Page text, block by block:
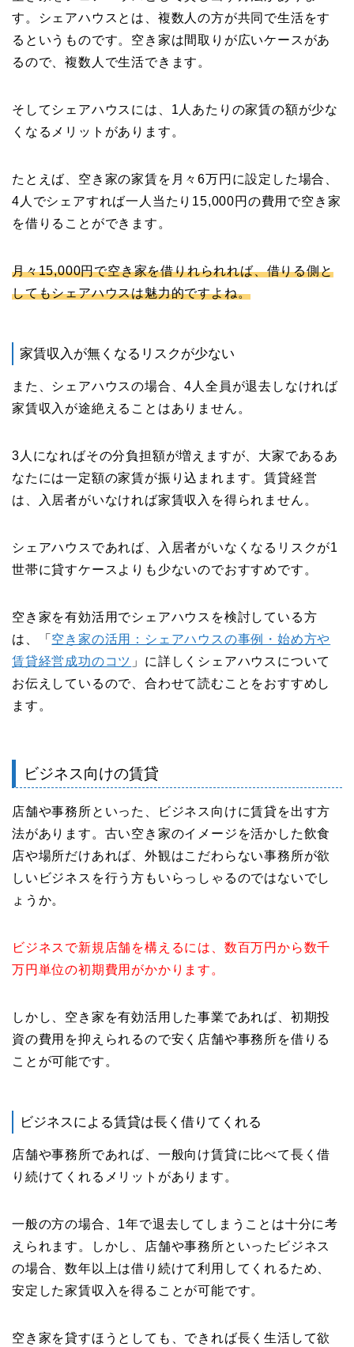
す。シェアハウスとは、複数人の方が共同で生活をす
るというものです。空き家は間取りが広いケースがあ
るので、複数人で生活できます。
そしてシェアハウスには、1人あたりの家賃の額が少な
くなるメリットがあります。
たとえば、空き家の家賃を月々6万円に設定した場合、
4人でシェアすれば一人当たり15,000円の費用で空き家
を借りることができます。
月々15,000円で空き家を借りれられれば、借りる側と
してもシェアハウスは魅力的ですよね。
家賃収入が無くなるリスクが少ない
また、シェアハウスの場合、4人全員が退去しなければ
家賃収入が途絶えることはありません。
3人になればその分負担額が増えますが、大家であるあ
なたには一定額の家賃が振り込まれます。賃貸経営
は、入居者がいなければ家賃収入を得られません。
シェアハウスであれば、入居者がいなくなるリスクが1
世帯に貸すケースよりも少ないのでおすすめです。
空き家を有効活用でシェアハウスを検討している方
は、「 空き家の活用：シェアハウスの事例・始め方や
賃貸経営成功のコツ 」に詳しくシェアハウスについて
お伝えしているので、合わせて読むことをおすすめし
ます。
ビジネス向けの賃貸
店舗や事務所といった、ビジネス向けに賃貸を出す方
法があります。古い空き家のイメージを活かした飲食
店や場所だけあれば、外観はこだわらない事務所が欲
しいビジネスを行う方もいらっしゃるのではないでし
ょうか。
ビジネスで新規店舗を構えるには、数百万円から数千
万円単位の初期費用がかかります。
しかし、空き家を有効活用した事業であれば、初期投
資の費用を抑えられるので安く店舗や事務所を借りる
ことが可能です。
ビジネスによる賃貸は長く借りてくれる
店舗や事務所であれば、一般向け賃貸に比べて長く借
り続けてくれるメリットがあります。
一般の方の場合、1年で退去してしまうことは十分に考
えられます。しかし、店舗や事務所といったビジネス
の場合、数年以上は借り続けて利用してくれるため、
安定した家賃収入を得ることが可能です。
空き家を貸すほうとしても、できれば長く生活して欲